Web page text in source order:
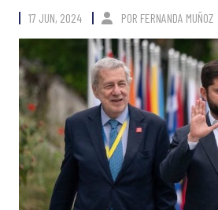
17 JUN, 2024 POR FERNANDA MUÑOZ